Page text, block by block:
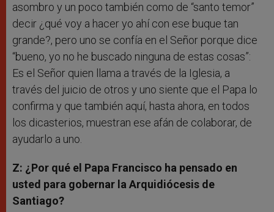
asombro y un poco también como de “santo temor”
decir ¿qué voy a hacer yo ahí con ese buque tan
grande?, pero uno se confía en el Señor porque dice
“bueno, yo no he buscado ninguna de estas cosas”:
Es el Señor quien llama a través de la Iglesia, a
través del juicio de otros y uno siente que el Papa lo
confirma y que también aquí, hasta ahora, en todos
los dicasterios, muestran ese afán de colaborar, de
ayudarlo a uno.
Z: ¿Por qué el Papa Francisco ha pensado en
usted para gobernar la Arquidiócesis de
Santiago?